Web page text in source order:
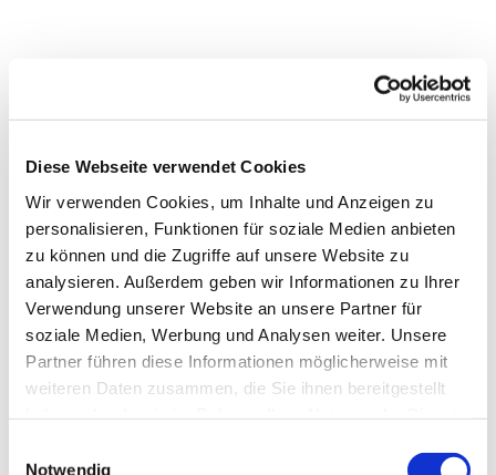
Diese Webseite verwendet Cookies
Wir verwenden Cookies, um Inhalte und Anzeigen zu
personalisieren, Funktionen für soziale Medien anbieten
zu können und die Zugriffe auf unsere Website zu
analysieren. Außerdem geben wir Informationen zu Ihrer
Verwendung unserer Website an unsere Partner für
soziale Medien, Werbung und Analysen weiter. Unsere
Partner führen diese Informationen möglicherweise mit
weiteren Daten zusammen, die Sie ihnen bereitgestellt
Notwendig
PATIENTEN KOMPETENT BEGLEITEN
Eine erfolgreiche CMD-Behandlung besteht nicht allein
Der Kurs vermittelt Strategien für die therapeutische
Gesprächsführung und zeigt, wie komplexe
Zusammenhänge verständlich erklärt werden können.
So gelingt es, Patienten aktiv in den
Behandlungsprozess einzubeziehen, therapeutische
Entscheidungen nachvollziehbar zu vermitteln und
langfristige Veränderungen zu unterstützen.